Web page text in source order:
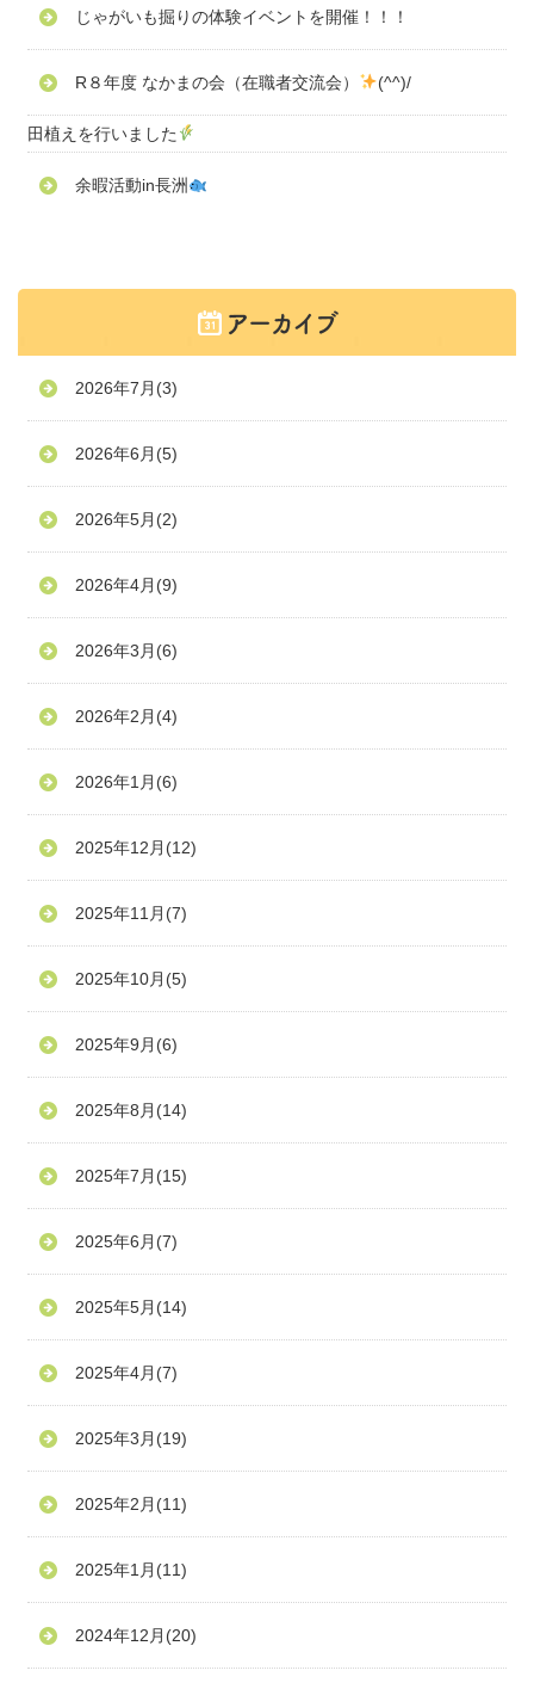
じゃがいも掘りの体験イベントを開催！！！
R８年度 なかまの会（在職者交流会） (^^)/
田植えを行いました
余暇活動in長洲
2026年7月 (3)
2026年6月 (5)
2026年5月 (2)
2026年4月 (9)
2026年3月 (6)
2026年2月 (4)
2026年1月 (6)
2025年12月 (12)
2025年11月 (7)
2025年10月 (5)
2025年9月 (6)
2025年8月 (14)
2025年7月 (15)
2025年6月 (7)
2025年5月 (14)
2025年4月 (7)
2025年3月 (19)
2025年2月 (11)
2025年1月 (11)
2024年12月 (20)